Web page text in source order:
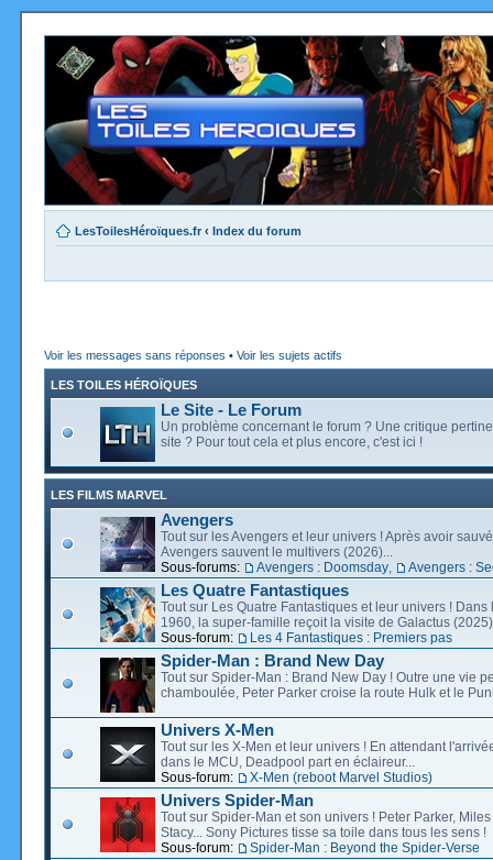
LesToilesHéroïques.fr ‹ Index du forum
Voir les messages sans réponses • Voir les sujets actifs
LES TOILES HÉROÏQUES
Le Site - Le Forum
Un problème concernant le forum ? Une critique
site ? Pour tout cela et plus encore, c'est ici !
LES FILMS MARVEL
Avengers
Tout sur les Avengers et leur univers ! Après avoir
Avengers sauvent le multivers (2026)...
Sous-forums:
Avengers : Doomsday Avengers :
Les Quatre Fantastiques
Tout sur Les Quatre Fantastiques et leur univers ! Dans
1960, la super-famille reçoit la visite de Galactus
Sous-forum:
Les 4 Fantastiques : Premiers pas
Spider-Man : Brand New Day
Tout sur Spider-Man : Brand New Day ! Outre une vie
chamboulée, Peter Parker croise la route Hulk et le
Univers X-Men
Tout sur les X-Men et leur univers ! En attendant
dans le MCU, Deadpool part en éclaireur...
Sous-forum:
X-Men (reboot Marvel Studios)
Univers Spider-Man
Tout sur Spider-Man et son univers ! Peter Parker,
Stacy... Sony Pictures tisse sa toile dans tous les sens !
Sous-forum:
Spider-Man : Beyond the Spider-Verse